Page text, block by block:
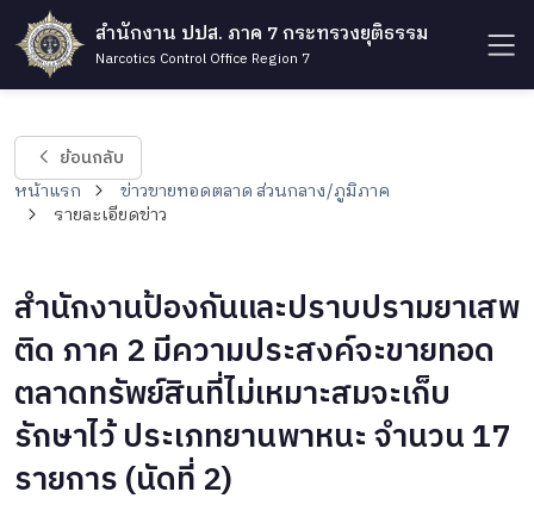
สำนักงาน ปปส. ภาค 7 กระทรวงยุติธรรม
Narcotics Control Office Region 7
ย้อนกลับ
หน้าแรก
ข่าวขายทอดตลาด ส่วนกลาง/ภูมิภาค
รายละเอียดข่าว
สำนักงานป้องกันและปราบปรามยาเสพ
ติด ภาค 2 มีความประสงค์จะขายทอด
ตลาดทรัพย์สินที่ไม่เหมาะสมจะเก็บ
รักษาไว้ ประเภทยานพาหนะ จำนวน 17
รายการ (นัดที่ 2)